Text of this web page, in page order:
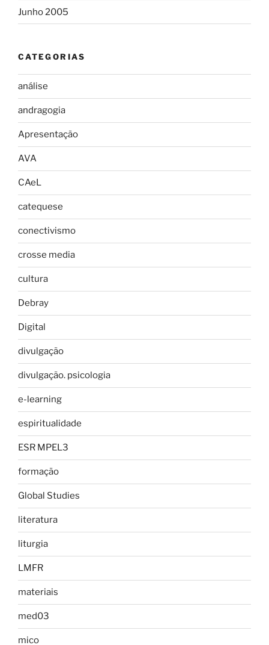
Junho 2005
CATEGORIAS
análise
andragogia
Apresentação
AVA
CAeL
catequese
conectivismo
crosse media
cultura
Debray
Digital
divulgação
divulgação. psicologia
e-learning
espiritualidade
ESR MPEL3
formação
Global Studies
literatura
liturgia
LMFR
materiais
med03
mico